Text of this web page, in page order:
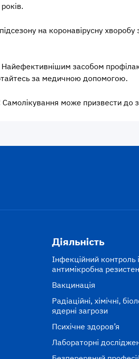
на коронавірусну хворобу
Найефективнішим засобом
за медичною допомогою.
Самолікування може призвести до
Діяльність
Інфекційний контроль і
антимікробна
Вакцинація
Радіаційні, хімічні,
ядерні загрози
Психічне здоров’я
Лабораторні